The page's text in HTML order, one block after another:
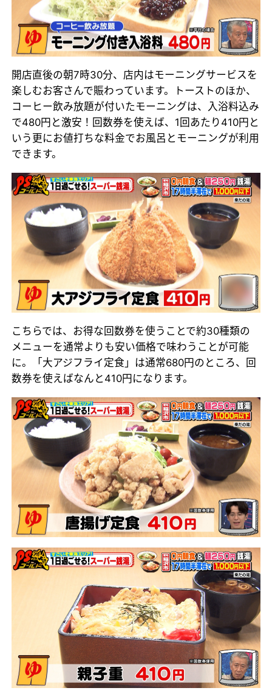
開店直後の朝7時30分、店内はモーニングサービスを
楽しむお客さんで賑わっています。トーストのほか、
コーヒー飲み放題が付いたモーニングは、入浴料込み
で480円と激安！回数券を使えば、1回あたり410円と
いう更にお値打ちな料金でお風呂とモーニングが利用
できます。
こちらでは、お得な回数券を使うことで約30種類の
メニューを通常よりも安い価格で味わうことが可能
に。「大アジフライ定食」は通常680円のところ、回
数券を使えばなんと410円になります。